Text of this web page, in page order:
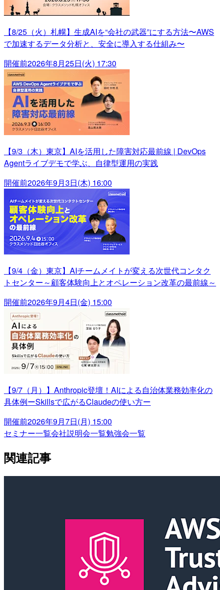
【8/25（火）札幌】生成AIを“会社の武器”にする方法〜AWS
で加速するデータ分析と、安全に導入する仕組み〜
開催前2026年8月25日(火) 17:30
【9/3（木）東京】AIを活用した障害対応最前線 | DevOps
Agentライブデモで学ぶ、自律型運用の実践
開催前2026年9月3日(木) 16:00
【9/4（金）東京】AIチームメイトが変える次世代コンタク
トセンター～顧客体験向上とオペレーション改革の最前線～
開催前2026年9月4日(金) 15:00
【9/7（月）】Anthropic登壇！AIによる自治体業務効率化の
具体例ーSkillsで広がるClaudeの使い方ー
開催前2026年9月7日(月) 15:00
セミナー一覧会社説明会一覧勉強会一覧
関連記事